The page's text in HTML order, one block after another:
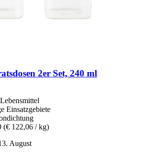
2er Set, 240 ml
Einsatzgebiete
(€ 122,06 / kg)
August